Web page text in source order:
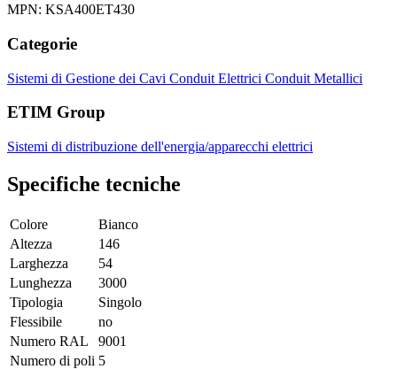
MPN: KSA400ET430
Categorie
Sistemi di Gestione dei Cavi Conduit Elettrici Conduit Metallici
ETIM Group
Sistemi di distribuzione dell'energia/apparecchi elettrici
Specifiche tecniche
Colore
Bianco
Altezza
146
Larghezza
54
Lunghezza
3000
Tipologia
Singolo
Flessibile
no
Numero RAL
9001
Numero di poli 5